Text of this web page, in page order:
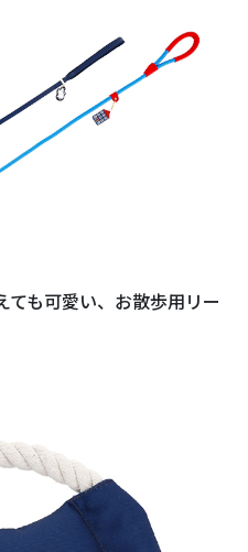
も可愛い、お散歩用リー